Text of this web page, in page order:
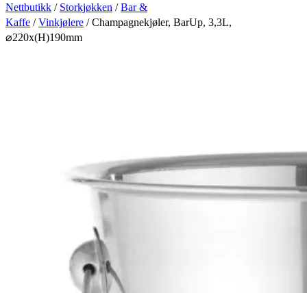
Nettbutikk / Storkjøkken /Bar &
Kaffe /Vinkjølere / Champagnekjøler, BarUp, 3,3L,
⌀220x(H)190mm